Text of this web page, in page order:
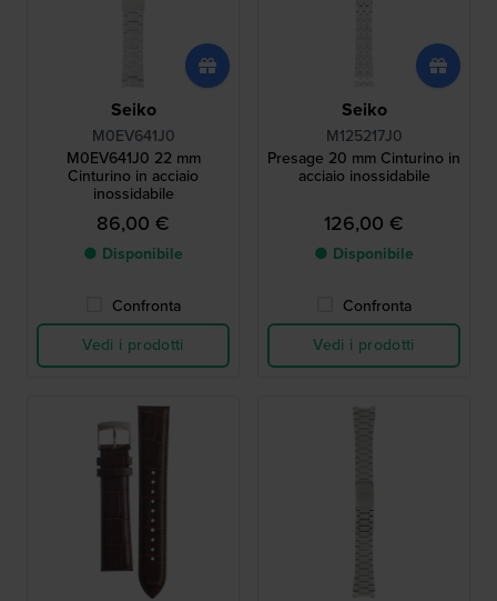
Seiko
M0EV641J0
M0EV641J0 22 mm
Cinturino in acciaio
inossidabile
86,00 €
● Disponibile
Confronta
Vedi i prodotti
Seiko
M125217J0
Presage 20 mm Cinturino in
acciaio inossidabile
126,00 €
● Disponibile
Confronta
Vedi i prodotti